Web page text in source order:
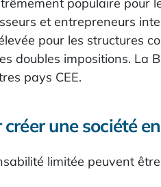
populaire
et entrepreneurs
pour les structures
doubles impositions.
pays CEE.
une société
limitée peuvent